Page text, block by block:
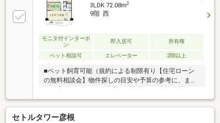
3LDK 72.08m2
9階 西
モニタ付インターホ
ン
即入居可 所有権
ペット相談可 エレベーター 2階以上
■ペット飼育可能（規約による制限有り【住宅ローン
の無料相談会】物件探しの目安や予算の参考に、まず
ヒアリングしながら、条件の合う金融機関をご紹介さ
せて頂きます！固定金利と変動金利で迷っている等、
お客様の立場に立ってご提案致します。
セトルタワー彦根